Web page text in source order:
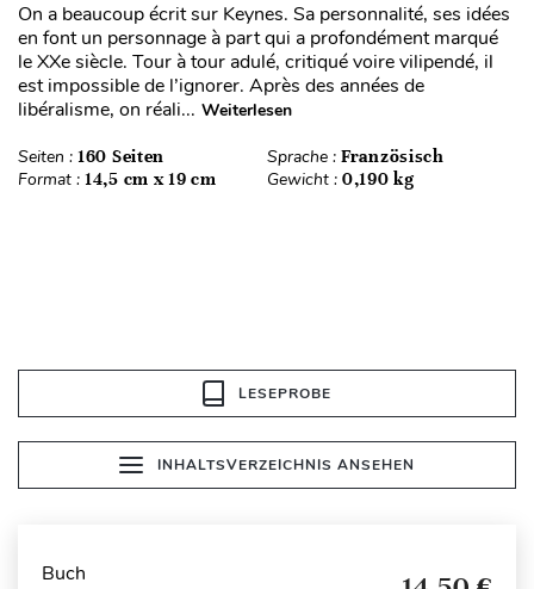
On a beaucoup écrit sur Keynes. Sa personnalité, ses idées
en font un personnage à part qui a profondément marqué
le XXe siècle. Tour à tour adulé, critiqué voire vilipendé, il
est impossible de l’ignorer. Après des années de
libéralisme, on réali... Weiterlesen
Seiten : 160 Seiten Sprache : Französisch
Format : 14,5 cm x 19 cm Gewicht : 0,190 kg
LESEPROBE
INHALTSVERZEICHNIS ANSEHEN
Buch